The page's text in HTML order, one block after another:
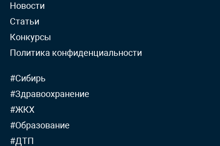
Новости
Статьи
Конкурсы
Политика конфиденциальности
#Сибирь
#Здравоохранение
#ЖКХ
#Образование
#ДТП